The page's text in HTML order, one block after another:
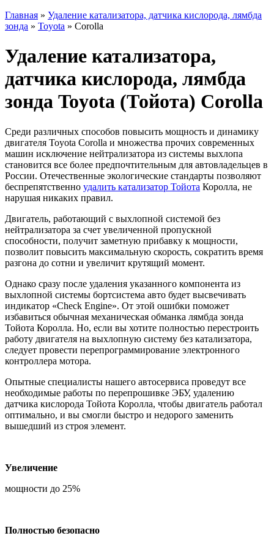
Главная » Удаление катализатора, датчика кислорода, лямбда
зонда » Toyota » Corolla
Удаление катализатора,
датчика кислорода, лямбда
зонда Toyota (Тойота) Corolla
Среди различных способов повысить мощность и динамику
двигателя Toyota Corolla и множества прочих современных
машин исключение нейтрализатора из системы выхлопа
становится все более предпочтительным для автовладельцев в
России. Отечественные экологические стандарты позволяют
беспрепятственно удалить катализатор Тойота Королла, не
нарушая никаких правил.
Двигатель, работающий с выхлопной системой без
нейтрализатора за счет увеличенной пропускной
способности, получит заметную прибавку к мощности,
позволит повысить максимальную скорость, сократить время
разгона до сотни и увеличит крутящий момент.
Однако сразу после удаления указанного компонента из
выхлопной системы бортсистема авто будет высвечивать
индикатор «Check Engine». От этой ошибки поможет
избавиться обычная механическая обманка лямбда зонда
Тойота Королла. Но, если вы хотите полностью перестроить
работу двигателя на выхлопную систему без катализатора,
следует провести перепрограммирование электронного
контроллера мотора.
Опытные специалисты нашего автосервиса проведут все
необходимые работы по перепрошивке ЭБУ, удалению
датчика кислорода Тойота Королла, чтобы двигатель работал
оптимально, и вы смогли быстро и недорого заменить
вышедший из строя элемент.
Увеличение
мощности до 25%
Полностью безопасно